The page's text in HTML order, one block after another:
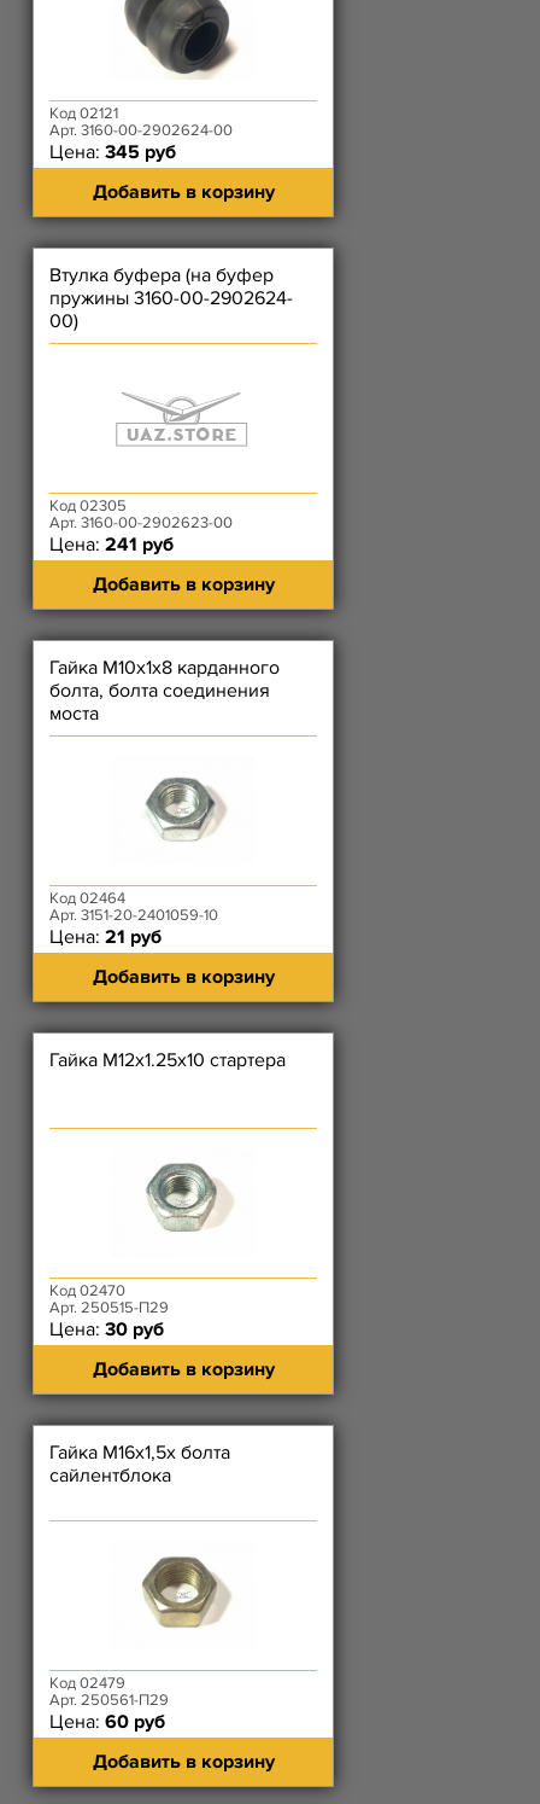
Код 02121
Арт. 3160-00-2902624-00
Цена: 345 руб
Добавить в корзину
Втулка буфера (на буфер
пружины 3160-00-2902624-
00)
Код 02305
Арт. 3160-00-2902623-00
Цена: 241 руб
Добавить в корзину
Гайка М10х1х8 карданного
болта, болта соединения
моста
Код 02464
Арт. 3151-20-2401059-10
Цена: 21 руб
Добавить в корзину
Гайка М12х1.25х10 стартера
Код 02470
Арт. 250515-П29
Цена: 30 руб
Добавить в корзину
Гайка М16х1,5х болта
сайлентблока
Код 02479
Арт. 250561-П29
Цена: 60 руб
Добавить в корзину